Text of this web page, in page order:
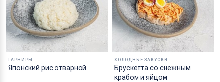
ГАРНИРЫ
Японский рис отварной
ХОЛОДНЫЕ ЗАКУСКИ
Брускетта со снежным
крабом и яйцом